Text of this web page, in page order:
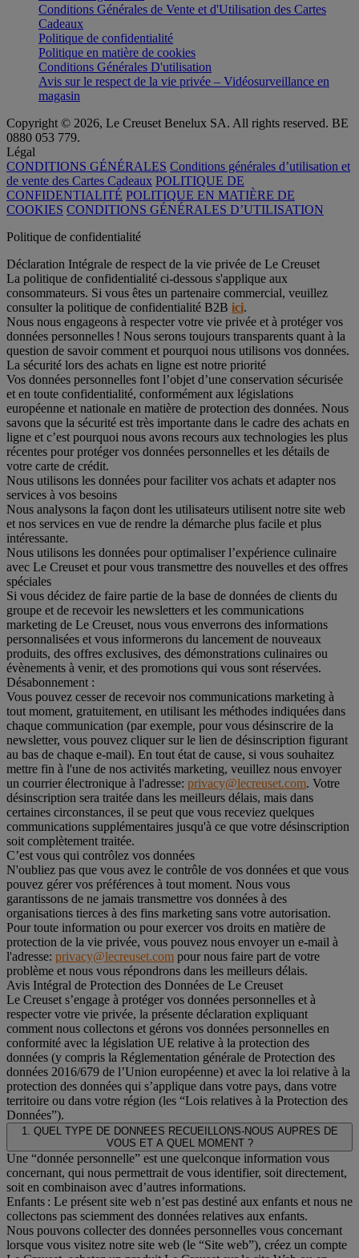
Conditions Générales de Vente et d'Utilisation des Cartes
Cadeaux
Politique de confidentialité
Politique en matière de cookies
Conditions Générales D'utilisation
Avis sur le respect de la vie privée – Vidéosurveillance en
magasin
Copyright © 2026, Le Creuset Benelux SA. All rights reserved. BE
0880 053 779.
Légal
CONDITIONS GÉNÉRALES Conditions générales d’utilisation et
de vente des Cartes Cadeaux POLITIQUE DE
CONFIDENTIALITÉ POLITIQUE EN MATIÈRE DE
COOKIES CONDITIONS GÉNÉRALES D’UTILISATION
Politique de confidentialité
Déclaration Intégrale de respect de la vie privée de Le Creuset
La politique de confidentialité ci-dessous s'applique aux
consommateurs. Si vous êtes un partenaire commercial, veuillez
consulter la politique de confidentialité B2B ici.
Nous nous engageons à respecter votre vie privée et à protéger vos
données personnelles ! Nous serons toujours transparents quant à la
question de savoir comment et pourquoi nous utilisons vos données.
La sécurité lors des achats en ligne est notre priorité
Vos données personnelles font l’objet d’une conservation sécurisée
et en toute confidentialité, conformément aux législations
européenne et nationale en matière de protection des données. Nous
savons que la sécurité est très importante dans le cadre des achats en
ligne et c’est pourquoi nous avons recours aux technologies les plus
récentes pour protéger vos données personnelles et les détails de
votre carte de crédit.
Nous utilisons les données pour faciliter vos achats et adapter nos
services à vos besoins
Nous analysons la façon dont les utilisateurs utilisent notre site web
et nos services en vue de rendre la démarche plus facile et plus
intéressante.
Nous utilisons les données pour optimaliser l’expérience culinaire
avec Le Creuset et pour vous transmettre des nouvelles et des offres
spéciales
Si vous décidez de faire partie de la base de données de clients du
groupe et de recevoir les newsletters et les communications
marketing de Le Creuset, nous vous enverrons des informations
personnalisées et vous informerons du lancement de nouveaux
produits, des offres exclusives, des démonstrations culinaires ou
évènements à venir, et des promotions qui vous sont réservées.
Désabonnement :
Vous pouvez cesser de recevoir nos communications marketing à
tout moment, gratuitement, en utilisant les méthodes indiquées dans
chaque communication (par exemple, pour vous désinscrire de la
newsletter, vous pouvez cliquer sur le lien de désinscription figurant
au bas de chaque e-mail). En tout état de cause, si vous souhaitez
mettre fin à l'une de nos activités marketing, veuillez nous envoyer
un courrier électronique à l'adresse: privacy@lecreuset.com. Votre
désinscription sera traitée dans les meilleurs délais, mais dans
certaines circonstances, il se peut que vous receviez quelques
communications supplémentaires jusqu'à ce que votre désinscription
soit complètement traitée.
C’est vous qui contrôlez vos données
N'oubliez pas que vous avez le contrôle de vos données et que vous
pouvez gérer vos préférences à tout moment. Nous vous
garantissons de ne jamais transmettre vos données à des
organisations tierces à des fins marketing sans votre autorisation.
Pour toute information ou pour exercer vos droits en matière de
protection de la vie privée, vous pouvez nous envoyer un e-mail à
l'adresse: privacy@lecreuset.com pour nous faire part de votre
problème et nous vous répondrons dans les meilleurs délais.
Avis Intégral de Protection des Données de Le Creuset
Le Creuset s’engage à protéger vos données personnelles et à
respecter votre vie privée, la présente déclaration expliquant
comment nous collectons et gérons vos données personnelles en
conformité avec la législation UE relative à la protection des
données (y compris la Réglementation générale de Protection des
données 2016/679 de l’Union européenne) et avec la loi relative à la
protection des données qui s’applique dans votre pays, dans votre
territoire ou dans votre région (les “Lois relatives à la Protection des
Données”).
1. QUEL TYPE DE DONNEES RECUEILLONS-NOUS AUPRES DE
VOUS ET A QUEL MOMENT ?
Une “donnée personnelle” est une quelconque information vous
concernant, qui nous permettrait de vous identifier, soit directement,
soit en combinaison avec d’autres informations.
Enfants : Le présent site web n’est pas destiné aux enfants et nous ne
collectons pas sciemment des données relatives aux enfants.
Nous pouvons collecter des données personnelles vous concernant
lorsque vous visitez notre site web (le “Site web”), créez un compte